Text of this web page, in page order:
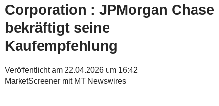
Corporation : JPMorgan Chase
bekräftigt seine
Kaufempfehlung
Veröffentlicht am 22.04.2026 um 16:42
MarketScreener mit MT Newswires